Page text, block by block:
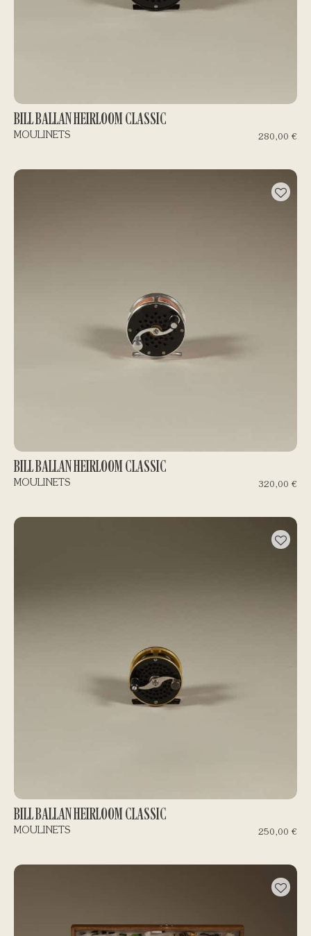
BILL BALLAN HEIRLOOM CLASSIC
280,00 €
MOULINETS
BILL BALLAN HEIRLOOM CLASSIC
320,00 €
MOULINETS
BILL BALLAN HEIRLOOM CLASSIC
250,00 €
MOULINETS